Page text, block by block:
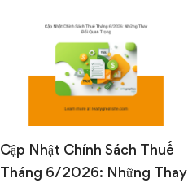
Cập Nhật Chính Sách Thuế
Tháng 6/2026: Những Thay